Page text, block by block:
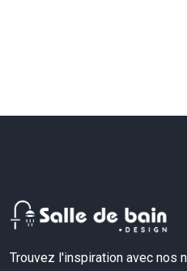
Trouvez l'inspiration avec nos